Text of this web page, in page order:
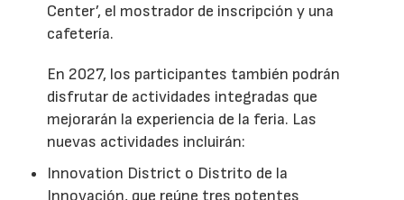
Center’, el mostrador de inscripción y una
cafetería.
En 2027, los participantes también podrán
disfrutar de actividades integradas que
mejorarán la experiencia de la feria. Las
nuevas actividades incluirán:
Innovation District o Distrito de la